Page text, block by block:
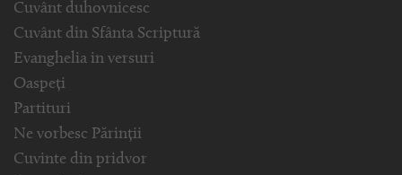
Cuvânt duhovnicesc
Cuvânt din Sfânta Scriptură
Evanghelia in versuri
Oaspeți
Partituri
Ne vorbesc Părinții
Cuvinte din pridvor